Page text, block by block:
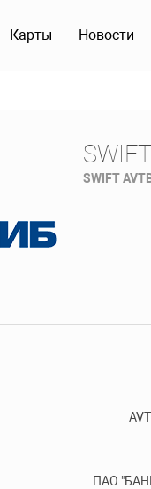
Карты Новости
SWIFT
ПАО